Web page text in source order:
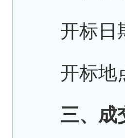
开标日期
开标地点
三、成